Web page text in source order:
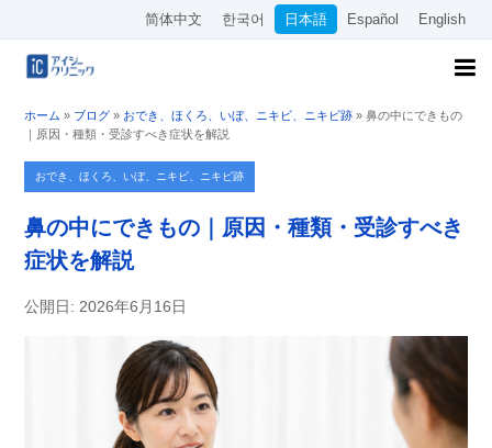
简体中文 한국어 日本語 Español English
ホーム » ブログ » おでき、ほくろ、いぼ、ニキビ、ニキビ跡 » 鼻の中にできもの
｜原因・種類・受診すべき症状を解説
おでき、ほくろ、いぼ、ニキビ、ニキビ跡
鼻の中にできもの｜原因・種類・受診すべき
症状を解説
公開日: 2026年6月16日